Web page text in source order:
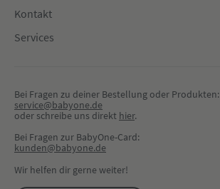
Kontakt
Services
Bei Fragen zu deiner Bestellung oder Produkten:
service@babyone.de
oder schreibe uns direkt hier.
Bei Fragen zur BabyOne-Card:
kunden@babyone.de
Wir helfen dir gerne weiter!